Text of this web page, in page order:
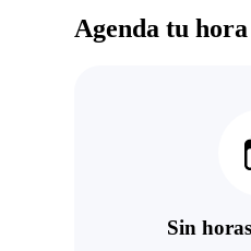
Agenda tu hora
Sin